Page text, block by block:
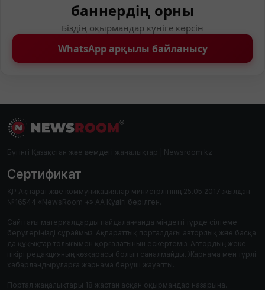
баннердің орны
Біздің оқырмандар күніге көрсін
WhatsApp арқылы байланысу
Бүгінгі Қазақстан және әлемдегі жаңалықтар | Newsroom.kz
Сертификат
ҚР Ақпарат және коммуникациялар министрлігінің 25.05.2017 жылдан
№16544 «NewsRoom +» АА Куәлігі берілген.
Сайттағы материалдарды пайдаланғанда міндетті түрде сілтеме
берулеріңізді сұраймыз. Ақпараттық порталдағы авторлық және басқа
да құқықтар толығымен қорғалатынын ескертеміз. Автордың жеке
пікірі редакцияның көзқарасы болып саналмайды. Жарнама мен түрлі
хабарландыруларға жарнама беруші жауапты.
Портал жаңалықтары 18 жастан асқан оқырмандар назарына.